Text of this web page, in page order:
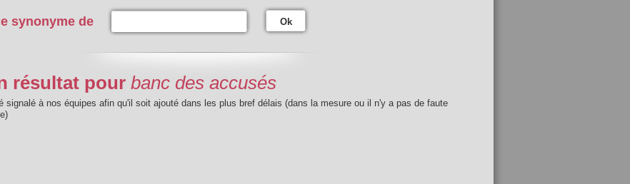
synonyme de Ok
résultat pour banc des accusés
signalé à nos équipes afin qu'il soit ajouté dans les plus bref délais (dans la mesure ou il n'y a pas de faute